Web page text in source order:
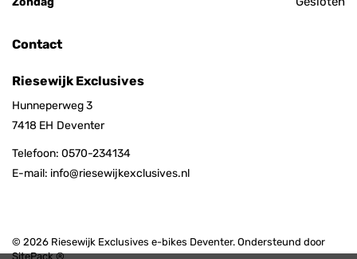
Contact
Riesewijk Exclusives
Hunneperweg 3
7418 EH Deventer
Telefoon: 0570-234134
E-mail: info@riesewijkexclusives.nl
© 2026 Riesewijk Exclusives e-bikes Deventer. Ondersteund door
SitePack ®